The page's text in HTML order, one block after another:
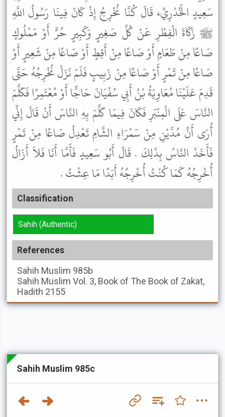
سَعِيدٍ الْخُدْرِيِّ، قَالَ كُنَّا نُخْرِجُ إِذْ كَانَ فِينَا رَسُولُ اللَّهِ
ﷺ زَكَاةَ الْفِطْرِ عَنْ كُلِّ صَغِيرٍ وَكَبِيرٍ حُرٍّ أَوْ مَمْلُوكٍ
صَاعًا مِنْ طَعَامٍ أَوْ صَاعًا مِنْ أَقِطٍ أَوْ صَاعًا مِنْ شَعِيرٍ أَوْ
صَاعًا مِنْ تَمْرٍ أَوْ صَاعًا مِنْ زَبِيبٍ فَلَمْ نَزَلْ نُخْرِجُهُ حَتَّى
قَدِمَ عَلَيْنَا مُعَاوِيَةُ بْنُ أَبِي سُفْيَانَ حَاجًّا أَوْ مُعْتَمِرًا فَكَلَّمَ
النَّاسَ عَلَى الْمِنْبَرِ فَكَانَ فِيمَا كَلَّمَ بِهِ النَّاسَ أَنْ قَالَ إِنِّي
أُرَى أَنَّ مُدَّيْنِ مِنْ سَمْرَاءِ الشَّامِ تَعْدِلُ صَاعًا مِنْ تَمْرٍ
فَأَخَذَ النَّاسُ بِذَلِكَ . قَالَ أَبُو سَعِيدٍ فَأَمَّا أَنَا فَلاَ أَزَالُ
أُخْرِجُهُ كَمَا كُنْتُ أُخْرِجُهُ أَبَدًا مَا عِشْتُ .
Classification
Sahih (Authentic)
References
Sahih Muslim 985b
Sahih Muslim Vol. 3, Book of The Book of Zakat,
Hadith 2155
Sahih Muslim 985c